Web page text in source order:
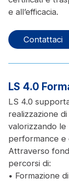
e all’efficacia.
Contattaci
LS 4.0
LS 4.0
realizzazione
valorizzando
performance e
Attraverso
percorsi di:
• Formazione